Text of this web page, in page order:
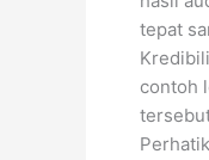
tepat
contoh